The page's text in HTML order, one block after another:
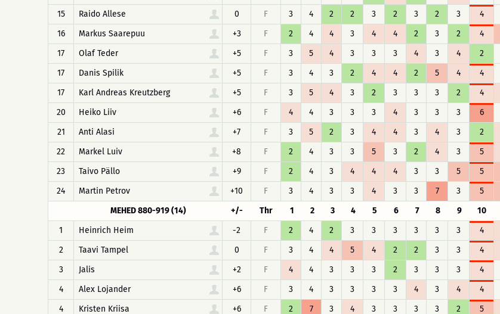
15
Raido Allese 0 F 3 4 2 2 3 2 3 2 3 4
16
Markus Saarepuu +3 F 2 4 4 3 4 4 2 3 2 4
17
Olaf Teder +5 F 3 5 4 3 3 3 4 3 4 2
17
Danis Spilik +5 F 3 4 3 2 4 4 2 5 4 4
17
Karl Andreas Kreutzberg +5 F 3 5 4 3 2 3 3 3 2 4
20
Heiko Liiv +6 F 4 4 3 3 3 4 3 3 3 6
21
Anti Alasi +7 F 3 5 2 3 4 4 3 4 3 2
22
Markel Luiv +8 F 2 4 3 3 5 3 2 4 3 5
23
Taivo Pällo +9 F 2 4 3 4 4 4 3 3 5 5
24
Martin Petrov +10 F 3 4 3 3 4 3 3 7 3 5
MEHED 880-919 (14)
+/- Thr 1 2 3 4 5 6 7 8 9 10
1
Heinrich Heim -2 F 2 4 2 3 3 3 3 3 3 4
2
Taavi Tampel 0 F 3 4 4 5 4 2 2 3 3 4
3
Jalis +2 F 4 4 3 3 3 2 3 3 3 4
4
Alex Lojander +6 F 3 4 3 3 3 3 4 3 4 4
4
Kristen Kriisa +6 F 2 7 3 4 3 3 3 3 2 5